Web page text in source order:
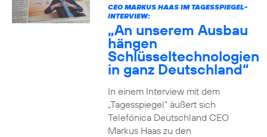
CEO MARKUS HAAS IM TAGESSPIEGEL-
INTERVIEW:
„An unserem Ausbau
hängen
Schlüsseltechnologien
in ganz Deutschland“
In einem Interview mit dem
„Tagesspiegel“ äußert sich
Telefónica Deutschland CEO
Markus Haas zu den